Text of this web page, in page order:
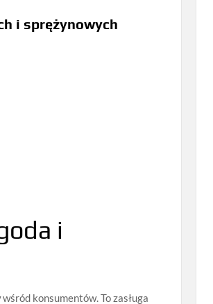
i sprężynowych
i
konsumentów. To zasługa